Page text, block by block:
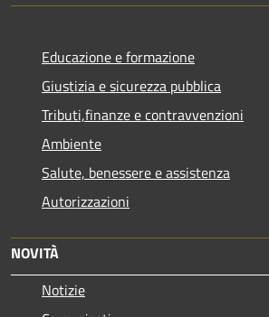
Educazione e formazione
Giustizia e sicurezza pubblica
Tributi,finanze e contravvenzioni
Ambiente
Salute, benessere e assistenza
Autorizzazioni
NOVITÀ
Notizie